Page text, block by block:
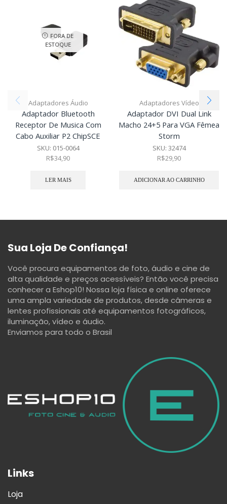
FORA DE
ESTOQUE
Adaptadores Áudio
Adaptador Bluetooth
Receptor De Musica Com
Cabo Auxiliar P2 ChipSCE
SKU: 015-0064
R$34,90
LER MAIS
Adaptadores Vídeo
Adaptador DVI Dual Link
Macho 24+5 Para VGA Fêmea
Storm
SKU: 32474
R$29,90
ADICIONAR AO CARRINHO
Sua Loja De Confiança!
Você procura equipamentos de foto, áudio e cine de
alta qualidade e preços acessíveis? Então você precisa
conhecer a Eshop10! Nossa loja física e online oferece
uma ampla variedade de produtos, desde câmeras e
lentes profissionais até equipamentos fotográficos,
iluminação, vídeo e áudio.
Enviamos para todo o Brasil
Links
Loja